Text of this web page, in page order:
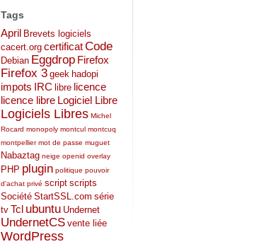
Tags
April Brevets logiciels
cacert.org certificatCode
Debian Eggdrop Firefox
Firefox 3 geek hadopi
impots IRC libre licence
licence libre Logiciel Libre
Logiciels Libres Michel
Rocard monopoly montcul montcuq
montpellier mot de passe muguet
Nabaztag neige openid overlay
PHP plugin politique pouvoir
d'achat privé script scripts
Société StartSSL.com série
tv Tcl ubuntu Undernet
UndernetCS vente liée
WordPress